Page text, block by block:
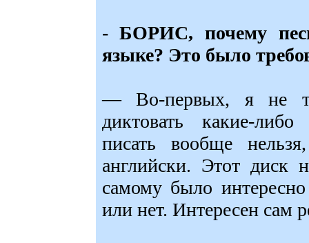
- БОРИС, почему
языке? Это было
— Во-первых, я не
диктовать какие-
писать вообще
английски. Этот диск
самому было
или нет. Интересен сам